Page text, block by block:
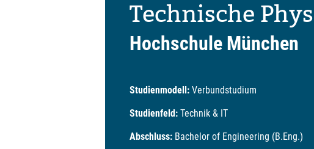
Technische
Hochschule München
Studienmodell: Verbundstudium
Studienfeld: Technik & IT
Abschluss: Bachelor of Engineering (B.Eng.)